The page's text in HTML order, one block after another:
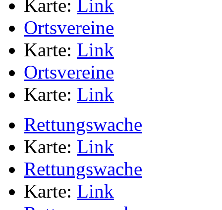
Karte: Link
Ortsvereine
Karte: Link
Ortsvereine
Karte: Link
Rettungswache
Karte: Link
Rettungswache
Karte: Link